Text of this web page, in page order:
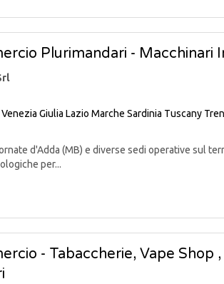
Plurimandari - Macchinari
Giulia Lazio Marche Sardinia Tuscany
d'Adda (MB) e diverse sedi operative sul
per...
- Tabaccherie, Vape Shop ,